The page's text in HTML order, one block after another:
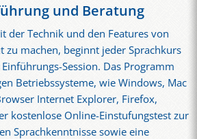
und Beratung
der Technik und den Features von
zu machen, beginnt jeder Sprachkurs
Session. Das Programm
Betriebssysteme, wie Windows, Mac
Internet Explorer, Firefox,
kostenlose Online-Einstufungstest zur
Sprachkenntnisse sowie eine